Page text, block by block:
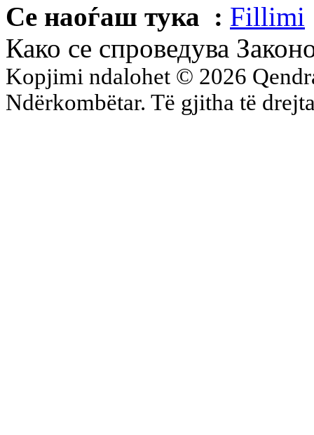
Се наоѓаш тука : Fillimi
Како се спроведува
Kopjimi ndalohet © 2026
Ndërkombëtar. Të gjitha të